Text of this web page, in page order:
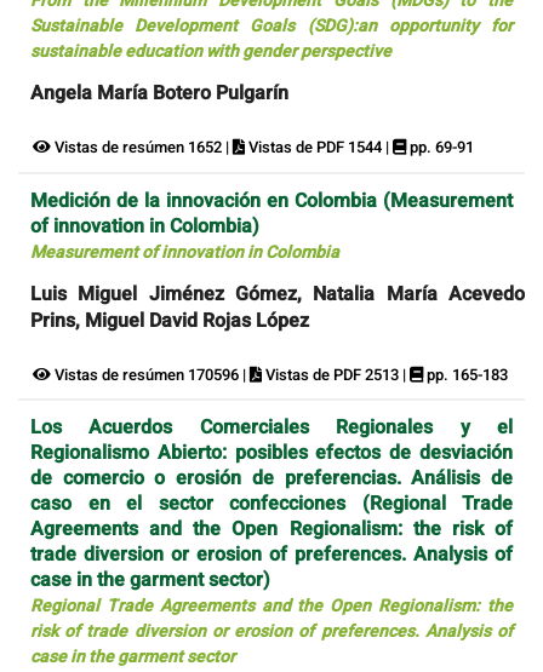
Sustainable Development Goals (SDG):an opportunity for
sustainable education with gender perspective
Angela María Botero Pulgarín
Vistas de resúmen 1652 | Vistas de PDF 1544 | pp. 69-91
Medición de la innovación en Colombia (Measurement
of innovation in Colombia)
Measurement of innovation in Colombia
Luis Miguel Jiménez Gómez, Natalia María Acevedo
Prins, Miguel David Rojas López
Vistas de resúmen 170596 | Vistas de PDF 2513 | pp. 165-183
Los Acuerdos Comerciales Regionales y el
Regionalismo Abierto: posibles efectos de desviación
de comercio o erosión de preferencias. Análisis de
caso en el sector confecciones (Regional Trade
Agreements and the Open Regionalism: the risk of
trade diversion or erosion of preferences. Analysis of
case in the garment sector)
Regional Trade Agreements and the Open Regionalism: the
risk of trade diversion or erosion of preferences. Analysis of
case in the garment sector